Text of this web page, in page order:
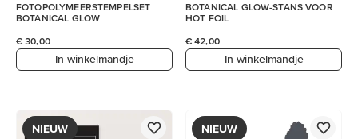
FOTOPOLYMEERSTEMPELSET
BOTANICAL GLOW
€ 30,00
In winkelmandje
BOTANICAL GLOW-STANS VOOR
HOT FOIL
€ 42,00
In winkelmandje
NIEUW NIEUW